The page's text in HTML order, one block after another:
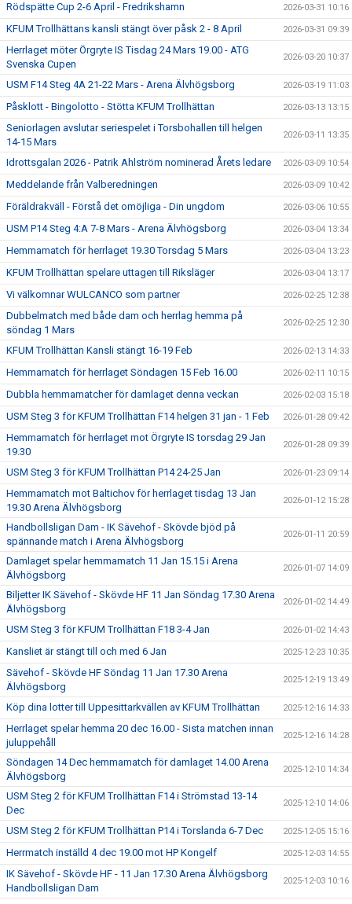
Rödspätte Cup 2-6 April - Fredrikshamn 2026-03-31 10:16
KFUM Trollhättans kansli stängt över påsk 2 - 8 April 2026-03-31 09:39
Herrlaget möter Örgryte IS Tisdag 24 Mars 19.00 - ATG
Svenska Cupen
2026-03-20 10:37
USM F14 Steg 4A 21-22 Mars - Arena Älvhögsborg 2026-03-19 11:03
Påsklott - Bingolotto - Stötta KFUM Trollhättan 2026-03-13 13:15
Seniorlagen avslutar seriespelet i Torsbohallen till helgen
14-15 Mars
2026-03-11 13:35
Idrottsgalan 2026 - Patrik Ahlström nominerad Årets ledare 2026-03-09 10:54
Meddelande från Valberedningen 2026-03-09 10:42
Föräldrakväll - Förstå det omöjliga - Din ungdom 2026-03-06 10:55
USM P14 Steg 4:A 7-8 Mars - Arena Älvhögsborg 2026-03-04 13:34
Hemmamatch för herrlaget 19.30 Torsdag 5 Mars 2026-03-04 13:23
KFUM Trollhättan spelare uttagen till Riksläger 2026-03-04 13:17
Vi välkomnar WULCANCO som partner 2026-02-25 12:38
Dubbelmatch med både dam och herrlag hemma på
söndag 1 Mars
2026-02-25 12:30
KFUM Trollhättan Kansli stängt 16-19 Feb 2026-02-13 14:33
Hemmamatch för herrlaget Söndagen 15 Feb 16.00 2026-02-11 10:15
Dubbla hemmamatcher för damlaget denna veckan 2026-02-03 15:18
USM Steg 3 för KFUM Trollhättan F14 helgen 31 jan - 1 Feb 2026-01-28 09:42
Hemmamatch för herrlaget mot Örgryte IS torsdag 29 Jan
19.30
2026-01-28 09:39
USM Steg 3 för KFUM Trollhättan P14 24-25 Jan 2026-01-23 09:14
Hemmamatch mot Baltichov för herrlaget tisdag 13 Jan
19.30 Arena Älvhögsborg
2026-01-12 15:28
Handbollsligan Dam - IK Sävehof - Skövde bjöd på
spännande match i Arena Älvhögsborg
2026-01-11 20:59
Damlaget spelar hemmamatch 11 Jan 15.15 i Arena
Älvhögsborg
2026-01-07 14:09
Biljetter IK Sävehof - Skövde HF 11 Jan Söndag 17.30 Arena
Älvhögsborg
2026-01-02 14:49
USM Steg 3 för KFUM Trollhättan F18 3-4 Jan 2026-01-02 14:43
Kansliet är stängt till och med 6 Jan 2025-12-23 10:35
Sävehof - Skövde HF Söndag 11 Jan 17.30 Arena
Älvhögsborg
2025-12-19 13:49
Köp dina lotter till Uppesittarkvällen av KFUM Trollhättan 2025-12-16 14:33
Herrlaget spelar hemma 20 dec 16.00 - Sista matchen innan
juluppehåll
2025-12-16 14:28
Söndagen 14 Dec hemmamatch för damlaget 14.00 Arena
Älvhögsborg
2025-12-10 14:34
USM Steg 2 för KFUM Trollhättan F14 i Strömstad 13-14
Dec
2025-12-10 14:06
USM Steg 2 för KFUM Trollhättan P14 i Torslanda 6-7 Dec 2025-12-05 15:16
Herrmatch inställd 4 dec 19.00 mot HP Kongelf 2025-12-03 14:55
IK Sävehof - Skövde HF - 11 Jan 17.30 Arena Älvhögsborg
Handbollsligan Dam
2025-12-03 10:16